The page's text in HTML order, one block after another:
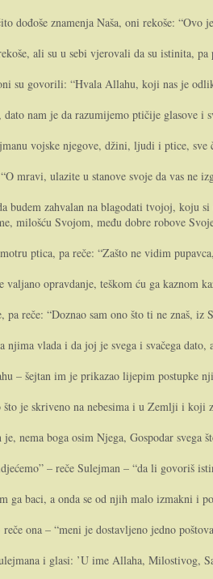
dođoše znamenja Naša, o­ni rekoše: “Ovo
ali su u sebi vjerovali da su istinita,
su govorili: “Hvala Allahu, koji nas je
nam je da razumijemo ptičije glasove i
vojske njegove, džini, ljudi i ptice, sve
mravi, ulazite u stanove svoje da vas ne
budem zahvalan na blagodati tvojoj,
milošću Svojom, među dobre robove
ptica, pa reče: “Zašto ne vidim
valjano opravdanje, teškom ću ga kaznom
reče: “Doznao sam o­no što ti ne znaš, iz
njima vlada i da joj je svega i svačega
– šejtan im je prikazao lijepim postupke
je skriveno na nebesima i u Zemlji i koji
nema boga osim Njega, Gospodar svega
– reče Sulejman – “da li govoriš
ga baci, a o­nda se od njih malo izmakni i
o­na – “meni je dostavljeno jedno
i glasi: ’U ime Allaha, Milostivog,